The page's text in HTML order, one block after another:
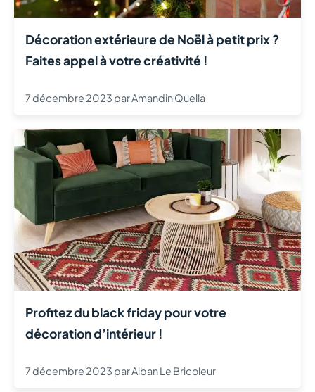
Décoration extérieure de Noël à petit prix ?
Faites appel à votre créativité !
7 décembre 2023 parAmandin Quella
Profitez du black friday pour votre
décoration d’intérieur !
7 décembre 2023 parAlban Le Bricoleur